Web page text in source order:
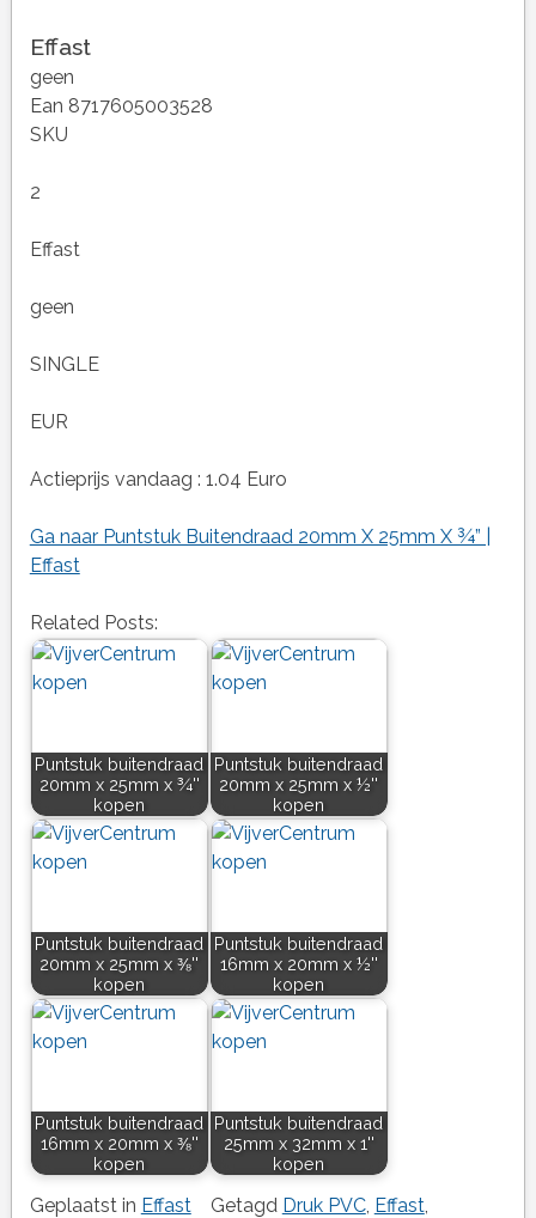
Effast
geen
Ean 8717605003528
SKU
2
Effast
geen
SINGLE
EUR
Actieprijs vandaag : 1.04 Euro
Ga naar Puntstuk Buitendraad 20mm X 25mm X ¾” |
Effast
Related Posts:
Puntstuk buitendraad
20mm x 25mm x ¾''
kopen
Puntstuk buitendraad
20mm x 25mm x ½''
kopen
Puntstuk buitendraad
20mm x 25mm x ⅜''
kopen
Puntstuk buitendraad
16mm x 20mm x ½''
kopen
Puntstuk buitendraad
16mm x 20mm x ⅜''
kopen
Puntstuk buitendraad
25mm x 32mm x 1''
kopen
Geplaatst in Effast Getagd Druk PVC, Effast,